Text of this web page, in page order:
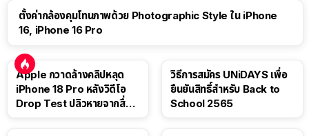
ตั้งค่ากล้องคุมโทนภาพด้วย Photographic Style ใน iPhone
16, iPhone 16 Pro
Apple กวาดล้างคลิปหลุด
iPhone 18 Pro หลังวิดีโอ
Drop Test ปลิวหายจากสื่อ
วิธีการสมัคร UNiDAYS เพื่อ
ยืนยันสิทธิ์สำหรับ Back to
School 2565